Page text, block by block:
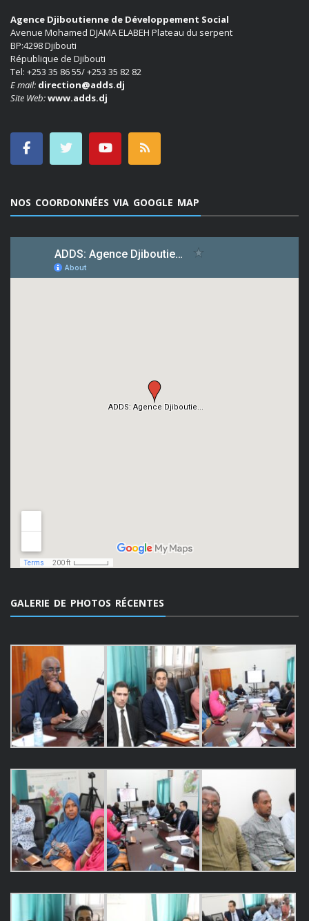
Agence Djiboutienne de Développement Social
Avenue Mohamed DJAMA ELABEH Plateau du serpent
BP:4298 Djibouti
République de Djibouti
Tel: +253 35 86 55/ +253 35 82 82
E mail: direction@adds.dj
Site Web:www.adds.dj
NOS COORDONNÉES VIA GOOGLE MAP
GALERIE DE PHOTOS RÉCENTES